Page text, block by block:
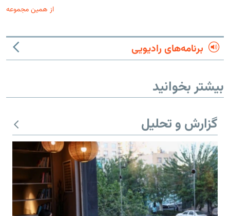
از همین مجموعه
برنامه‌های رادیویی
بیشتر بخوانید
گزارش و تحلیل